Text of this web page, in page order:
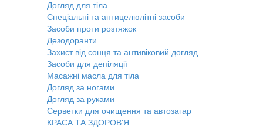
Догляд для тіла
Спеціальні та антицелюлітні засоби
Засоби проти розтяжок
Дезодоранти
Захист від сонця та антивіковий догляд
Засоби для депіляції
Масажні масла для тіла
Догляд за ногами
Догляд за руками
Серветки для очищення та автозагар
КРАСА ТА ЗДОРОВ'Я